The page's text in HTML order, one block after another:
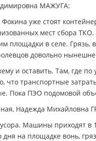
МАЖУГА:
уже стоят
мест сбора
площадки в селе. Грязь,
довольно
и оставить. Там, где
что транспортные
Пока ПЭО подомовой
Надежда Михайловна
Машины приходят в
дня на площадке вонь,